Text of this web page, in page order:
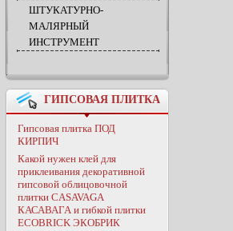
ШТУКАТУРНО-
МАЛЯРНЫЙ
ИНСТРУМЕНТ
ГИПСОВАЯ ПЛИТКА
Гипсовая плитка ПОД
КИРПИЧ
Какой нужен клей для
приклеивания декоративной
гипсовой облицовочной
плитки CASAVAGA
КАСАВАГА и гибкой плитки
ECOBRICK ЭКОБРИК